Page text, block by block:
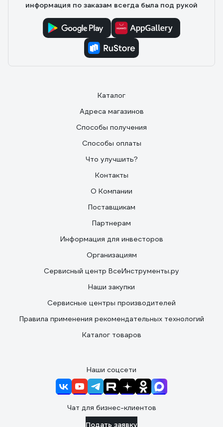
информация по заказам всегда была под рукой
Каталог
Адреса магазинов
Способы получения
Способы оплаты
Что улучшить?
Контакты
О Компании
Поставщикам
Партнерам
Информация для инвесторов
Организациям
Сервисный центр ВсеИнструменты.ру
Наши закупки
Сервисные центры производителей
Правила применения рекомендательных технологий
Каталог товаров
Наши соцсети
Чат для бизнес-клиентов
Подать заявку